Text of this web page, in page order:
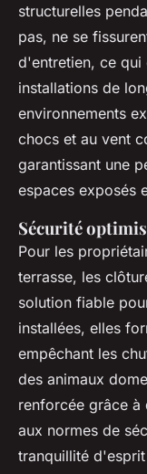
structurelles
pas, ne se
d'entretien, ce qui
installations de
environnements
chocs et au vent
garantissant une
espaces exposés
Sécurité
Pour les
terrasse, les
solution fiable
installées, elles
empêchant les
des animaux
renforcée grâce à
aux normes de
tranquillité